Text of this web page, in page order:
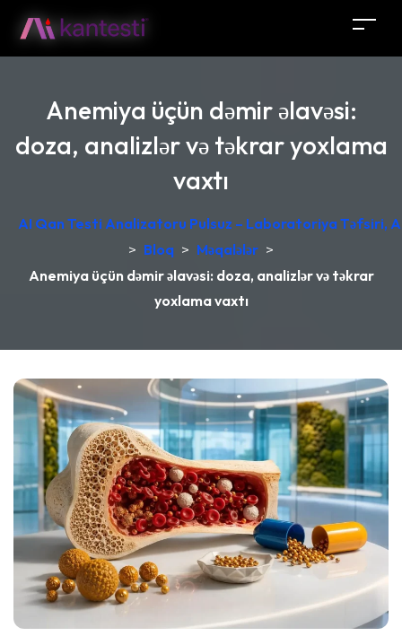
Anemiya üçün dəmir əlavəsi:
doza, analizlər və təkrar yoxlama
vaxtı
AI Qan Testi Analizatoru Pulsuz – Laboratoriya Təfsiri,
> Bloq > Məqalələr >
Anemiya üçün dəmir əlavəsi: doza, analizlər və təkrar
yoxlama vaxtı